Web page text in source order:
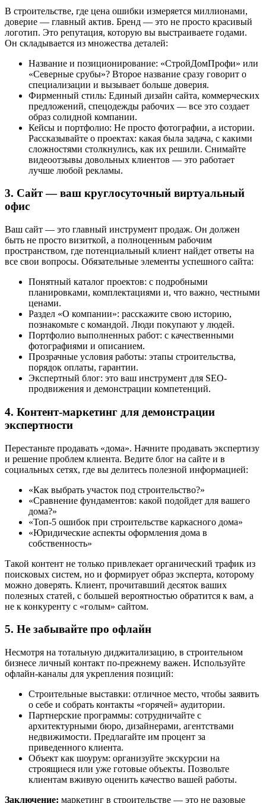
В строительстве, где цена ошибки измеряется миллионами,
доверие — главный актив. Бренд — это не просто красивый
логотип. Это репутация, которую вы выстраиваете годами.
Он складывается из множества деталей:
Название и позиционирование: «СтройДомПрофи» или
«Северные срубы»? Второе название сразу говорит о
специализации и вызывает больше доверия.
Фирменный стиль: Единый дизайн сайта, коммерческих
предложений, спецодежды рабочих — все это создает
образ солидной компании.
Кейсы и портфолио: Не просто фотографии, а истории.
Рассказывайте о проектах: какая была задача, с какими
сложностями столкнулись, как их решили. Снимайте
видеоотзывы довольных клиентов — это работает
лучше любой рекламы.
3. Сайт — ваш круглосуточный виртуальный
офис
Ваш сайт — это главный инструмент продаж. Он должен
быть не просто визиткой, а полноценным рабочим
пространством, где потенциальный клиент найдет ответы на
все свои вопросы. Обязательные элементы успешного сайта:
Понятный каталог проектов: с подробными
планировками, комплектациями и, что важно, честными
ценами.
Раздел «О компании»: расскажите свою историю,
познакомьте с командой. Люди покупают у людей.
Портфолио выполненных работ: с качественными
фотографиями и описанием.
Прозрачные условия работы: этапы строительства,
порядок оплаты, гарантии.
Экспертный блог: это ваш инструмент для SEO-
продвижения и демонстрации компетенций.
4. Контент-маркетинг для демонстрации
экспертности
Перестаньте продавать «дома». Начните продавать экспертизу
и решение проблем клиента. Ведите блог на сайте и в
социальных сетях, где вы делитесь полезной информацией:
«Как выбрать участок под строительство?»
«Сравнение фундаментов: какой подойдет для вашего
дома?»
«Топ-5 ошибок при строительстве каркасного дома»
«Юридические аспекты оформления дома в
собственность»
Такой контент не только привлекает органический трафик из
поисковых систем, но и формирует образ эксперта, которому
можно доверять. Клиент, прочитавший десяток ваших
полезных статей, с большей вероятностью обратится к вам, а
не к конкуренту с «голым» сайтом.
5. Не забывайте про офлайн
Несмотря на тотальную диджитализацию, в строительном
бизнесе личный контакт по-прежнему важен. Используйте
офлайн-каналы для укрепления позиций:
Строительные выставки: отличное место, чтобы заявить
о себе и собрать контакты «горячей» аудитории.
Партнерские программы: сотрудничайте с
архитектурными бюро, дизайнерами, агентствами
недвижимости. Предлагайте им процент за
приведенного клиента.
Объект как шоурум: организуйте экскурсии на
строящиеся или уже готовые объекты. Позвольте
клиентам вживую оценить качество вашей работы.
Заключение: маркетинг в строительстве — это не разовые